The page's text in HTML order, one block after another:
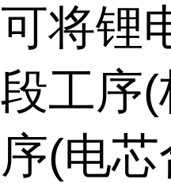
可将锂
段工序
序(电